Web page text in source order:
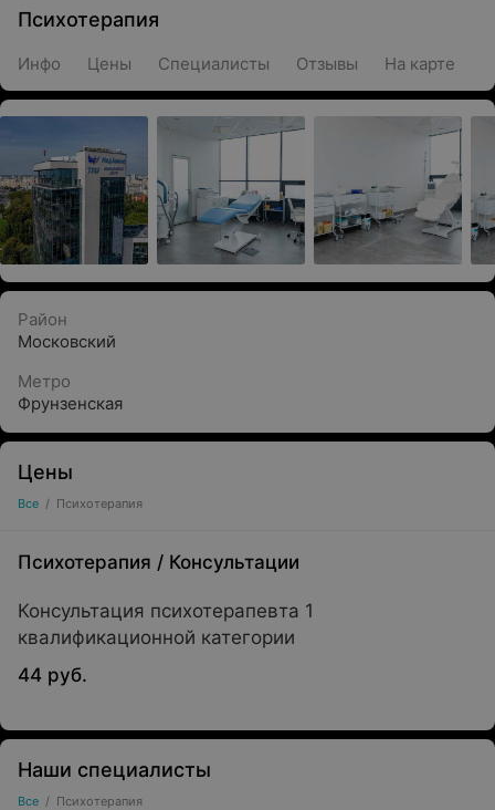
Психотерапия
Инфо Цены Специалисты Отзывы На карте
Район
Московский
Метро
Фрунзенская
Цены
Все / Психотерапия
Психотерапия / Консультации
Консультация психотерапевта 1
квалификационной категории
44 руб.
Наши специалисты
Все / Психотерапия